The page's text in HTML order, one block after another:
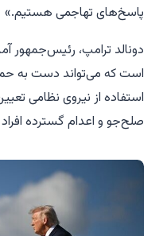
پاسخ‌های تهاجمی هستیم.»
دونالد ترامپ، رئیس‌جمهور
است که می‌تواند دست به
استفاده از نیروی نظامی
صلح‌جو و اعدام گسترده